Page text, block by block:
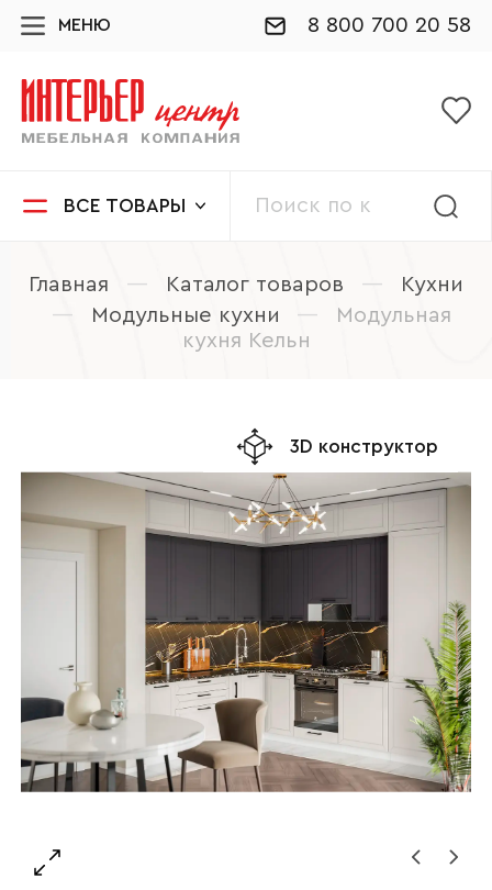
МЕНЮ 8 800 700 20 58
ВСЕ ТОВАРЫ
Главная — Каталог товаров —
Кухни
—
Модульные кухни —
Модульная
кухня Кельн
3D конструктор